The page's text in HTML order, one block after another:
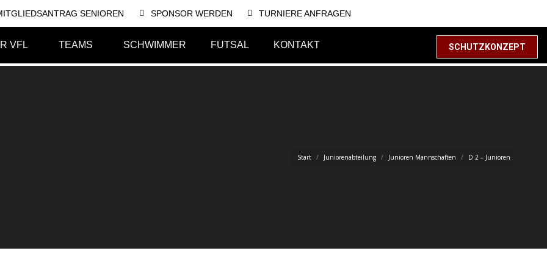
SENIOREN SPONSOR WERDEN TURNIERE ANFRAGEN
VFL TEAMS SCHWIMMER FUTSAL KONTAKT SCHUTZKONZEPT
Start Juniorenabteilung Junioren Mannschaften D 2 – Junioren